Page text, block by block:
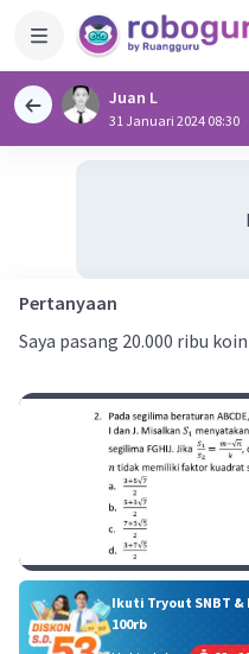
Juan L
31 Januari 2024 08:30
Pertanyaan
Saya pasang 20.000 ribu
Ikuti Tryout SNBT &
100rb